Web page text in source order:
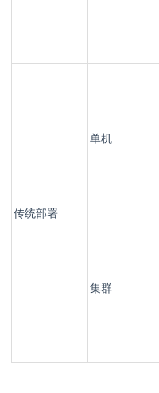
传统部署
单机
集群